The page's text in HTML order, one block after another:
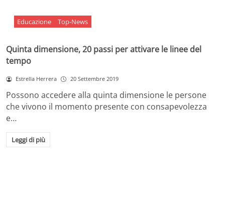
Educazione Top-News
Quinta dimensione, 20 passi per attivare le linee del
tempo
Estrella Herrera 20 Settembre 2019
Possono accedere alla quinta dimensione le persone
che vivono il momento presente con consapevolezza
e…
Leggi di più